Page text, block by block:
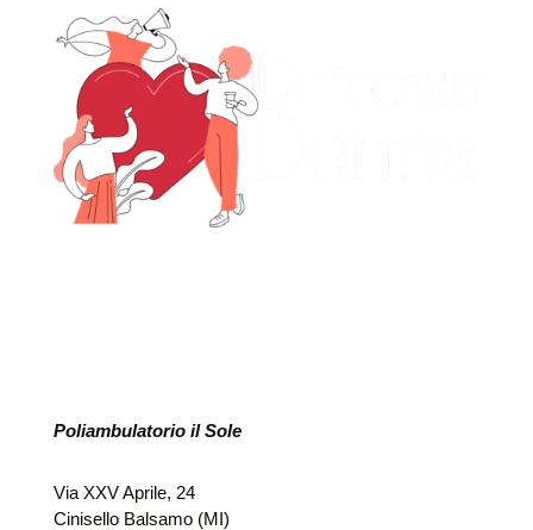
Poliambulatorio il Sole
Via XXV Aprile, 24
Cinisello Balsamo (MI)